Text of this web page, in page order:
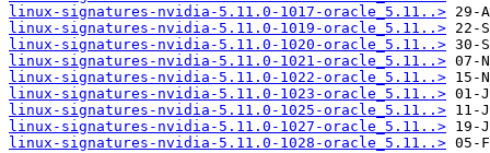
linux-signatures-nvidia-5.11.0-1017-oracle_5.11..>
linux-signatures-nvidia-5.11.0-1019-oracle_5.11..>
linux-signatures-nvidia-5.11.0-1020-oracle_5.11..>
linux-signatures-nvidia-5.11.0-1021-oracle_5.11..>
linux-signatures-nvidia-5.11.0-1022-oracle_5.11..>
linux-signatures-nvidia-5.11.0-1023-oracle_5.11..>
linux-signatures-nvidia-5.11.0-1025-oracle_5.11..>
linux-signatures-nvidia-5.11.0-1027-oracle_5.11..>
linux-signatures-nvidia-5.11.0-1028-oracle_5.11..>